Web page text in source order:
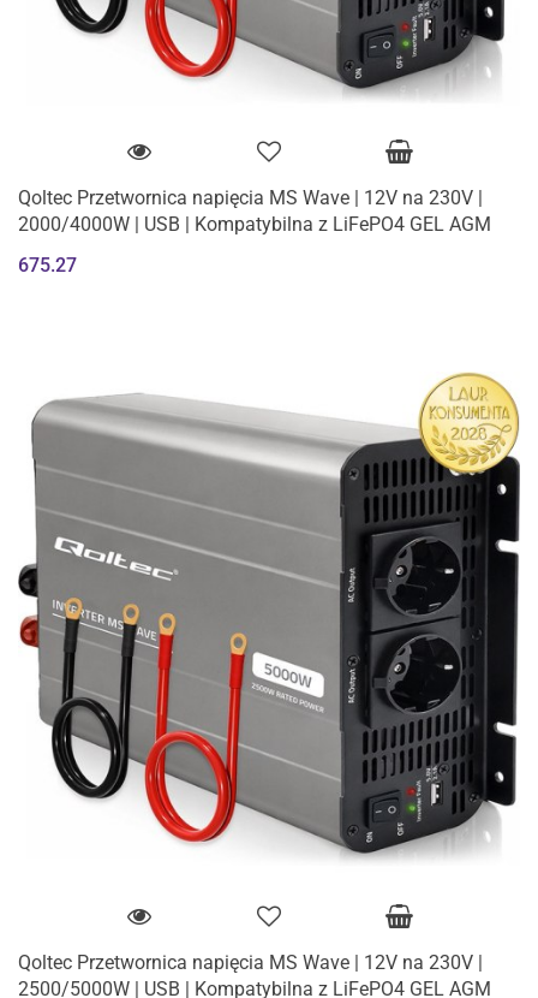
Qoltec Przetwornica napięcia MS Wave | 12V na 230V |
2000/4000W | USB | Kompatybilna z LiFePO4 GEL AGM
675.27
Qoltec Przetwornica napięcia MS Wave | 12V na 230V |
2500/5000W | USB | Kompatybilna z LiFePO4 GEL AGM